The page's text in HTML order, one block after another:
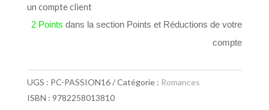
un compte client
2 Points dans la section Points et Réductions de votre
compte
UGS : PC-PASSION16 Catégorie : Romances
ISBN : 9782258013810